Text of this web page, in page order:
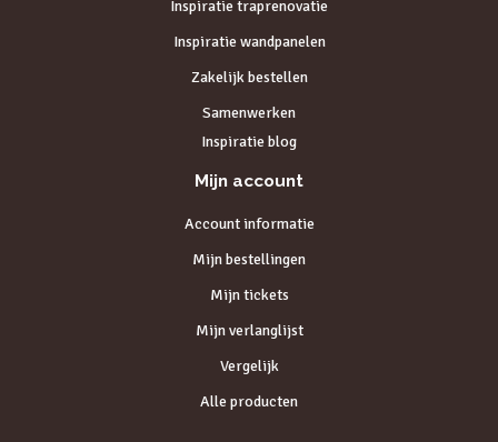
Inspiratie traprenovatie
Inspiratie wandpanelen
Zakelijk bestellen
Samenwerken
Inspiratie blog
Mijn account
Account informatie
Mijn bestellingen
Mijn tickets
Mijn verlanglijst
Vergelijk
Alle producten